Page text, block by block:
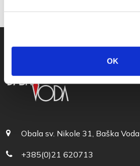
OK
Obala sv. Nikole 31, Baška Voda
+385(0)21 620713